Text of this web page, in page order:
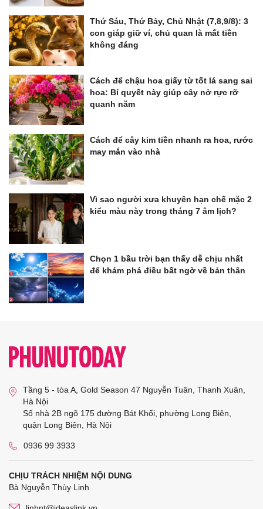
Thứ Sáu, Thứ Bảy, Chủ Nhật (7,8,9/8): 3
con giáp giữ ví, chủ quan là mất tiền
không đáng
Cách để chậu hoa giấy từ tốt lá sang sai
hoa: Bí quyết này giúp cây nở rực rỡ
quanh năm
Cách để cây kim tiền nhanh ra hoa, rước
may mắn vào nhà
Vì sao người xưa khuyên hạn chế mặc 2
kiểu màu này trong tháng 7 âm lịch?
Chọn 1 bầu trời bạn thấy dễ chịu nhất
để khám phá điều bất ngờ về bản thân
Tầng 5 - tòa A, Gold Season 47 Nguyễn Tuân, Thanh Xuân,
Hà Nội
Số nhà 2B ngõ 175 đường Bát Khối, phường Long Biên,
quận Long Biên, Hà Nội
0936 99 3933
CHỊU TRÁCH NHIỆM NỘI DUNG
Bà Nguyễn Thùy Linh